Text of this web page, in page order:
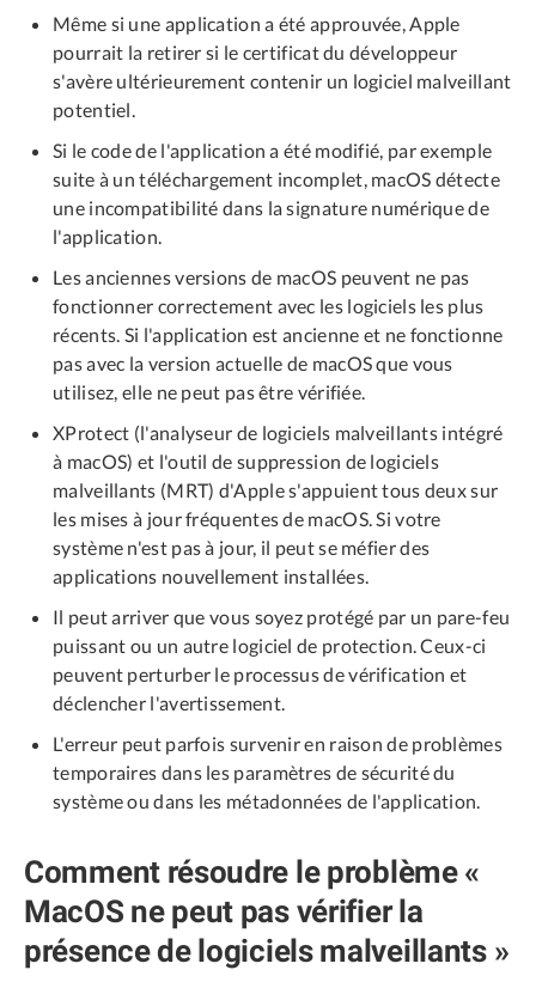
Même si une application a été approuvée, Apple
pourrait la retirer si le certificat du développeur
s'avère ultérieurement contenir un logiciel malveillant
potentiel.
Si le code de l'application a été modifié, par exemple
suite à un téléchargement incomplet, macOS détecte
une incompatibilité dans la signature numérique de
l'application.
Les anciennes versions de macOS peuvent ne pas
fonctionner correctement avec les logiciels les plus
récents. Si l'application est ancienne et ne fonctionne
pas avec la version actuelle de macOS que vous
utilisez, elle ne peut pas être vérifiée.
XProtect (l'analyseur de logiciels malveillants intégré
à macOS) et l'outil de suppression de logiciels
malveillants (MRT) d'Apple s'appuient tous deux sur
les mises à jour fréquentes de macOS. Si votre
système n'est pas à jour, il peut se méfier des
applications nouvellement installées.
Il peut arriver que vous soyez protégé par un pare-feu
puissant ou un autre logiciel de protection. Ceux-ci
peuvent perturber le processus de vérification et
déclencher l'avertissement.
L'erreur peut parfois survenir en raison de problèmes
temporaires dans les paramètres de sécurité du
système ou dans les métadonnées de l'application.
Comment résoudre le problème «
MacOS ne peut pas vérifier la
présence de logiciels malveillants »